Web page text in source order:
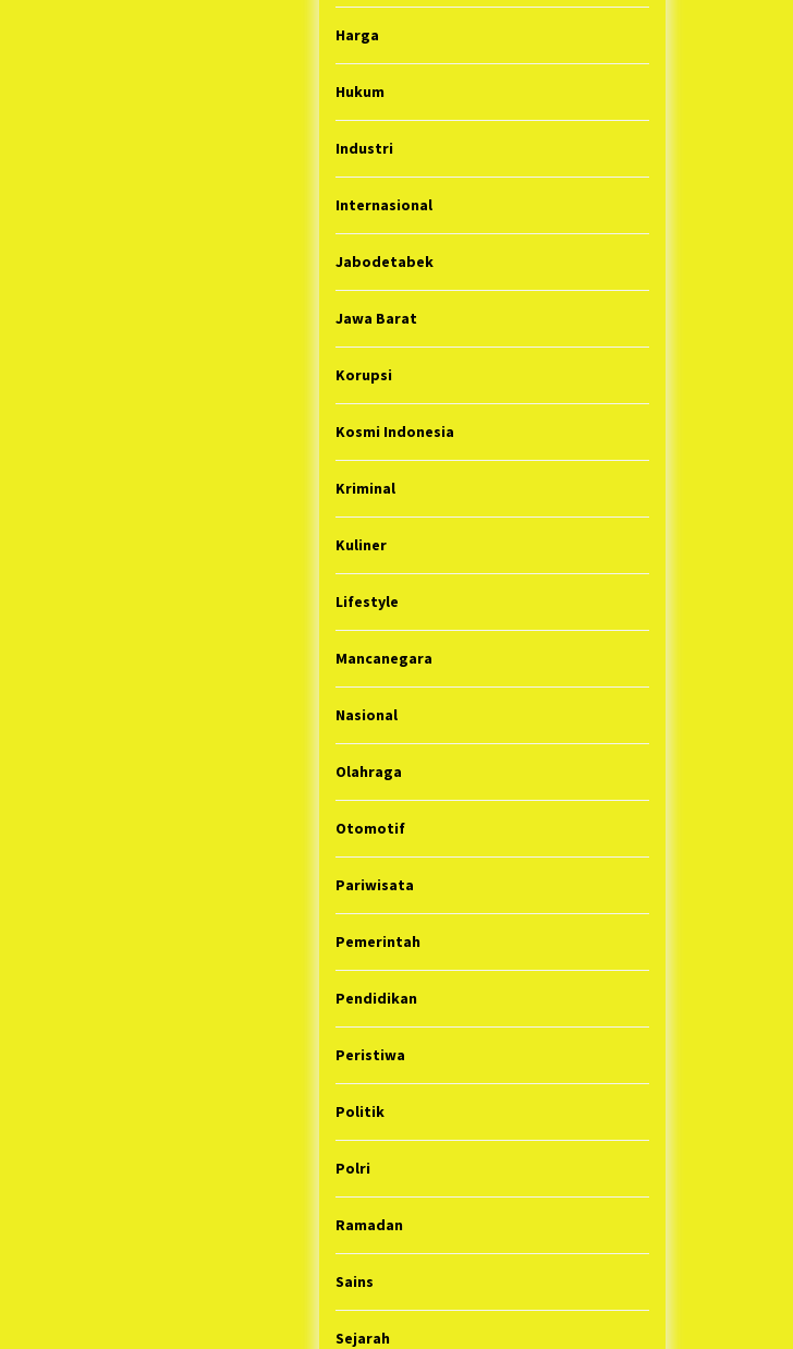
Harga
Hukum
Industri
Internasional
Jabodetabek
Jawa Barat
Korupsi
Kosmi Indonesia
Kriminal
Kuliner
Lifestyle
Mancanegara
Nasional
Olahraga
Otomotif
Pariwisata
Pemerintah
Pendidikan
Peristiwa
Politik
Polri
Ramadan
Sains
Sejarah